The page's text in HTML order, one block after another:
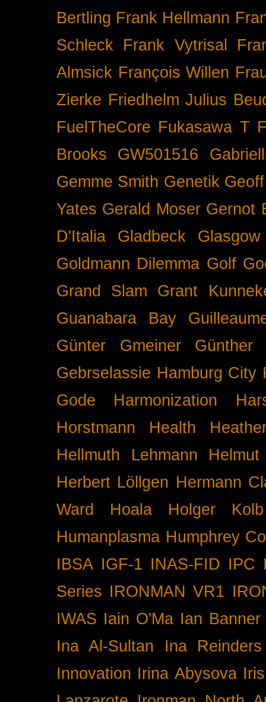
Bertling Frank Hellmann
Schleck
Frank Vytrisal
Almsick François Willen
Zierke Friedhelm Julius
FuelTheCore Fukasawa T
Brooks
GW501516
Gemme Smith Genetik
Yates Gerald Moser Gernot
D'Italia
Gladbeck
Glasgow
Goldmann Dilemma Golf
Grand Slam
Grant
Guanabara Bay
Günter Gmeiner
Günther
Gebrselassie Hamburg City
Gode
Harmonization
Horstmann
Health
Hellmuth Lehmann
Herbert Löllgen Hermann
Ward
Hoala
Holger Kolb
Humanplasma Humphrey
IBSA IGF-1 INAS-FID IPC
Series IRONMAN VR1
IWAS Iain O'Ma Ian Banner
Ina Al-Sultan
Ina Reinders
Innovation Irina Abysova